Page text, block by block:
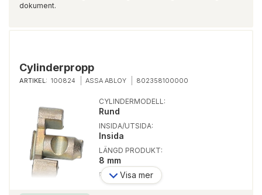
dokument.
Cylinderpropp
ARTIKEL: 100824 ASSA ABLOY 802358100000
CYLINDERMODELL:
Rund
INSIDA/UTSIDA:
Insida
LÄNGD PRODUKT:
8 mm
PASSAR LÅSTYP:
Modullås
Visa mer